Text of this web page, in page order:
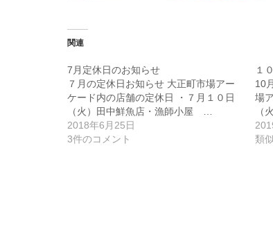
関連
7月定休日のお知らせ
７月の定休日お知らせ 大正町市場アー
ケード内の店舗の定休日 ・７月１０日
（火）田中鮮魚店・漁師小屋 …
2018年6月25日
3件のコメント
１
10
場
（
類